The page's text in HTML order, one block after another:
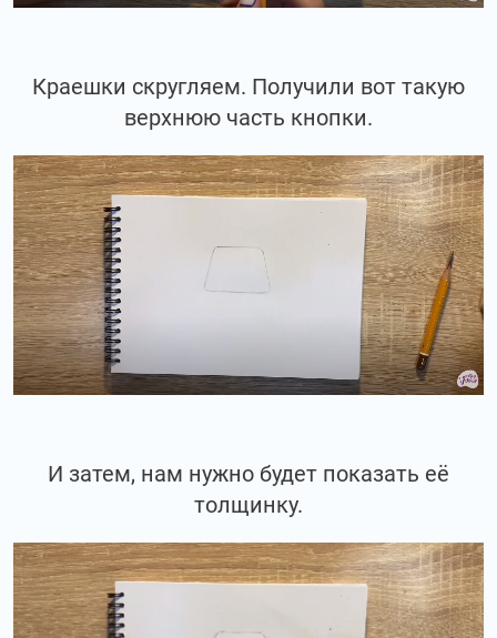
Краешки скругляем. Получили вот такую
верхнюю часть кнопки.
И затем, нам нужно будет показать её
толщинку.